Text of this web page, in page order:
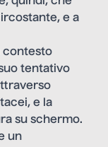
e a
contesto
tentativo
e la
su schermo.
un